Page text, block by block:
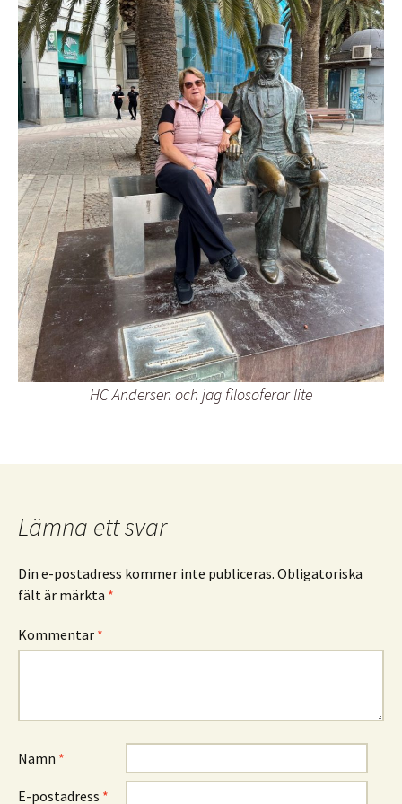
HC Andersen och jag filosoferar lite
Lämna ett svar
Din e-postadress kommer inte publiceras. Obligatoriska
fält är märkta *
Kommentar *
Namn *
E-postadress *